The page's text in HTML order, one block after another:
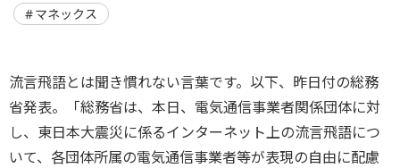
マネックス
流言飛語とは聞き慣れない言葉です。以下、昨日付の総務
省発表。「総務省は、本日、電気通信事業者関係団体に対
し、東日本大震災に係るインターネット上の流言飛語につ
いて、各団体所属の電気通信事業者等が表現の自由に配慮